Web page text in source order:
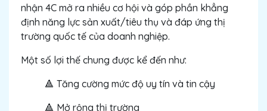
nhận 4C mở ra nhiều cơ hội và góp phần khẳng
định năng lực sản xuất/tiêu thụ và đáp ứng thị
trường quốc tế của doanh nghiệp.
Một số lợi thế chung được kể đến như:
🔺 Tăng cường mức độ uy tín và tin cậy
🔺 Mở rộng thị trường